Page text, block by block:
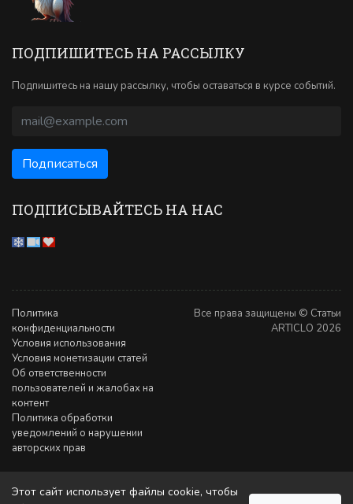
ПОДПИШИТЕСЬ НА РАССЫЛКУ
Подпишитесь на нашу рассылку, чтобы оставаться в курсе событий.
ПОДПИСЫВАЙТЕСЬ НА НАС
Политика
конфиденциальности
Условия использования
Условия монетизации статей
Об ответственности
пользователей и жалобах на
контент
Политика обработки
уведомлений о нарушении
авторских прав
Все права защищены © Статьи
ARTICLO 2026
Этот сайт использует файлы cookie, чтобы